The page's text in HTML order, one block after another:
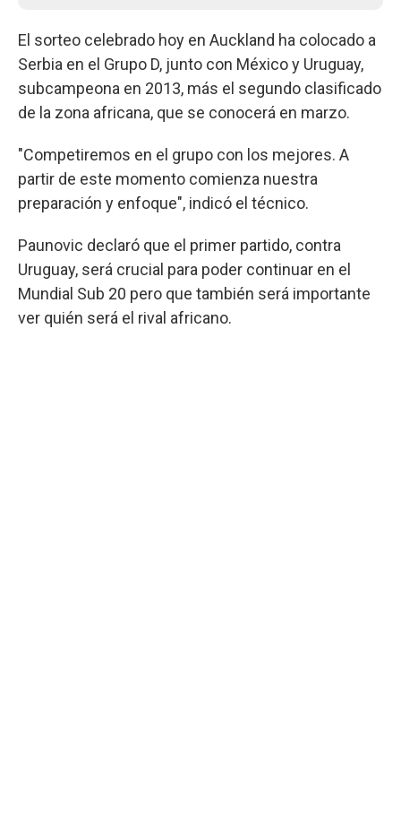
El sorteo celebrado hoy en Auckland ha colocado a
Serbia en el Grupo D, junto con México y Uruguay,
subcampeona en 2013, más el segundo clasificado
de la zona africana, que se conocerá en marzo.
"Competiremos en el grupo con los mejores. A
partir de este momento comienza nuestra
preparación y enfoque", indicó el técnico.
Paunovic declaró que el primer partido, contra
Uruguay, será crucial para poder continuar en el
Mundial Sub 20 pero que también será importante
ver quién será el rival africano.